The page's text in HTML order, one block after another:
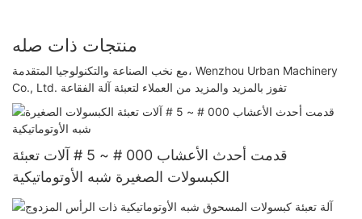
منتجات ذات صله
مع نخب الصناعة والتكنولوجيا المتقدمة، Wenzhou Urban Machinery
Co., Ltd. تفوز بالمزيد والمزيد من العملاء لتعبئة آلة الفقاعة
قدمت أحدث الأعشاب 000 # ~ 5 # آلات تعبئة
الكبسولات الصغيرة شبه الأوتوماتيكية